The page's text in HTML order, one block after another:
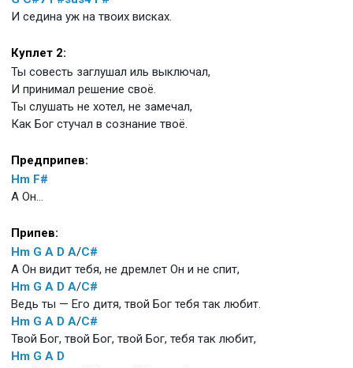
И седина уж на твоих висках.
Куплет 2:
Ты совесть заглушал иль выключал,
И принимал решение своё.
Ты слушать не хотел, не замечал,
Как Бог стучал в сознание твоё.
Предприпев:
Hm F#
А Он…
Припев:
Hm G A D A/C#
А Он видит тебя, не дремлет Он и не спит,
Hm G A D A/C#
Ведь ты — Его дитя, твой Бог тебя так любит.
Hm G A D A/C#
Твой Бог, твой Бог, твой Бог, тебя так любит,
Hm G A D